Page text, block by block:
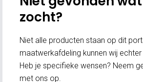
zocht?
Niet alle producten staan op dit
maatwerkafdeling kunnen wij
Heb je specifieke wensen? Neem
met ons op.